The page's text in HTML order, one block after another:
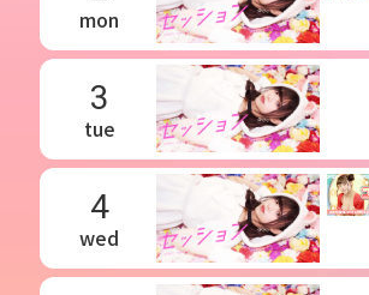
mon
3
tue
4
wed